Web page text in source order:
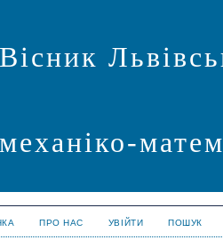
Вісник
механіко-
ПРО НАС УВІЙТИ ПОШУК